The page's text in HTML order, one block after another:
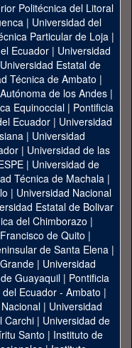
Politécnica del Litoral
| Universidad del
Particular de Loja|
Ecuador| Universidad
Universidad Estatal de
Técnica de Ambato |
de los Andes|
Equinoccial| Pontificia
Ecuador | Universidad
| Universidad
| Universidad de las
| Universidad de
Técnica de Machala|
| Universidad Nacional
Estatal de Bolivar
del Chimborazo |
de Quito |
de Santa Elena|
| Universidad
Guayaquil| Pontificia
Ecuador - Ambato |
| Universidad
Carchi| Universidad de
Santo | Instituto de